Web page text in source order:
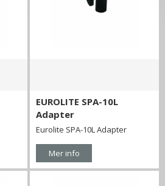
EUROLITE SPA-10L
Adapter
Eurolite SPA-10L Adapter
Mer info